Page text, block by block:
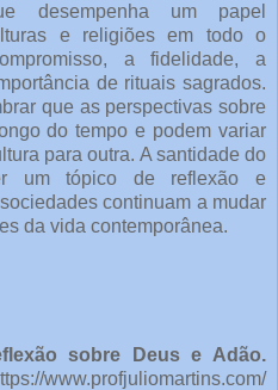
desempenha um papel
e religiões em todo o
a fidelidade, a
de rituais sagrados.
que as perspectivas sobre
do tempo e podem variar
para outra. A santidade do
um tópico de reflexão e
continuam a mudar
da vida contemporânea.
sobre Deus e Adão.
www.profjuliomartins.com/